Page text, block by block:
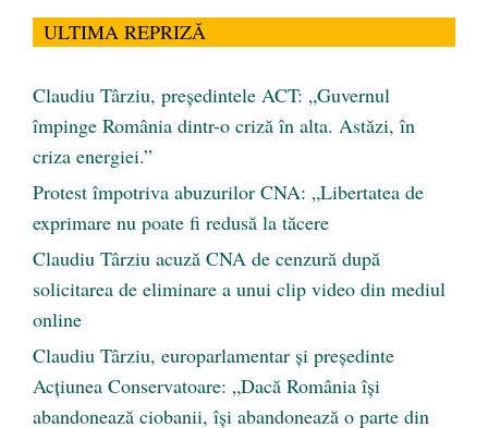
ULTIMA REPRIZĂ
Claudiu Târziu, președintele ACT: „Guvernul
împinge România dintr-o criză în alta. Astăzi, în
criza energiei.”
Protest împotriva abuzurilor CNA: „Libertatea de
exprimare nu poate fi redusă la tăcere
Claudiu Târziu acuză CNA de cenzură după
solicitarea de eliminare a unui clip video din mediul
online
Claudiu Târziu, europarlamentar și președinte
Acțiunea Conservatoare: „Dacă România își
abandonează ciobanii, își abandonează o parte din